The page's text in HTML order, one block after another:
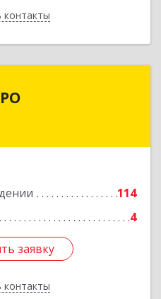
контакты
114
4
заявку
контакты
край, Анапский р-н,
заявку